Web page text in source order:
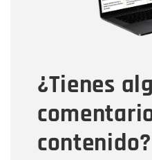
¿Tienes
contenido?
Tipo de comentario
Mensaje